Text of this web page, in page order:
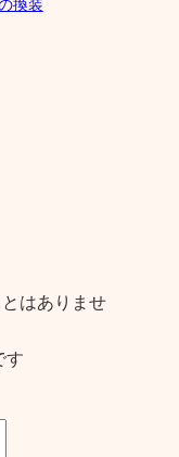
換装
はありませ
す